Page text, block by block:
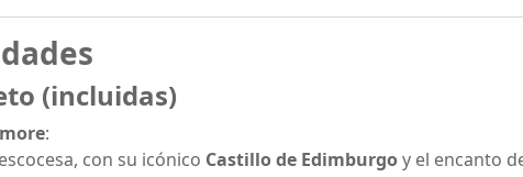
(incluidas)
:
con su icónico Castillo de Edimburgoy el encanto